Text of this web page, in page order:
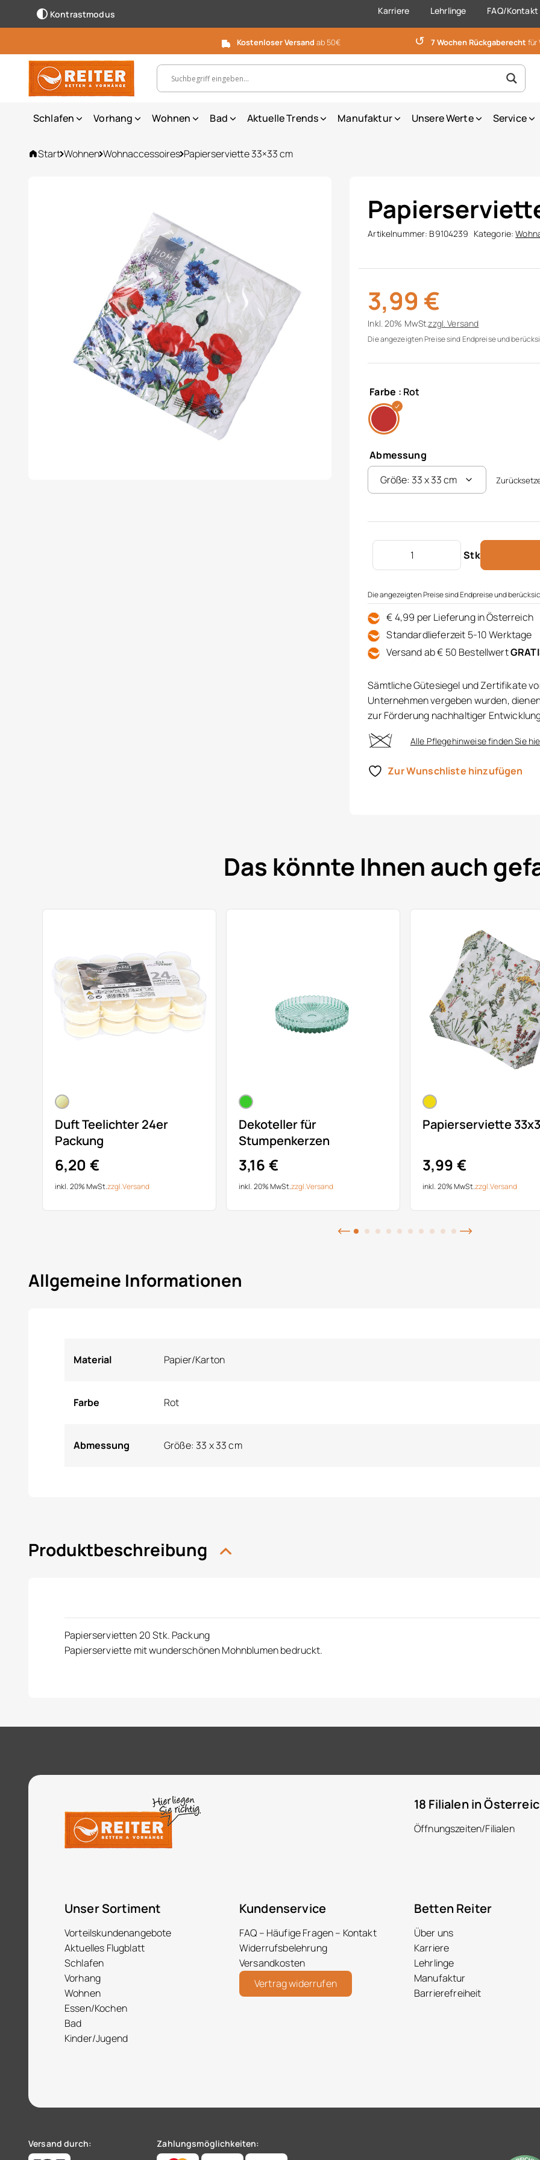
Kontrastmodus Karriere Lehrlinge FAQ/Kontakt
Kostenloser Versand ab 50€ ↺ 7 Wochen Rückgaberecht für
Suchbegriff, Artikelnummer ...
Schlafen Vorhang Wohnen Bad Aktuelle Trends Manufaktur Unsere Werte Service
Start Wohnen Wohnaccessoires Papierserviette 33×33 cm
Artikelnummer: B9104239 Kategorie:
3,99 €
Inkl. 20% MwSt.zzgl.Versand
Die angezeigten Preise sind Endpreise und
Farbe : Rot
Abmessung
Stk
Papierserviette 33x33 cm Menge
Die angezeigten Preise sind Endpreise und
€ 4,99 per Lieferung in Österreich
Standardlieferzeit 5-10 Werktage
Versand ab € 50 Bestellwert
Sämtliche Gütesiegel und Zertifikate
Unternehmen vergeben wurden,
zur Förderung nachhaltiger
Alle Pflegehinweise finden Sie
Zur Wunschliste hinzufügen
Das könnte Ihnen auch
Duft Teelichter 24er
Packung
6,20 €
inkl. 20% MwSt.zzgl.Versand
Dekoteller für
Stumpenkerzen
3,16 €
inkl. 20% MwSt.zzgl.Versand
Papierserviette
3,99 €
inkl. 20% MwSt.zzgl.Versand
Allgemeine Informationen
Material Papier/Karton
Farbe Rot
Abmessung Größe: 33 x 33 cm
Produktbeschreibung
Papierservietten 20 Stk. Packung
Papierserviette mit wunderschönen Mohnblumen bedruckt.
18 Filialen in
Öffnungszeiten/Filialen
Unser Sortiment
Vorteilskundenangebote
Aktuelles Flugblatt
Schlafen
Vorhang
Wohnen
Essen/Kochen
Bad
Kinder/Jugend
Kundenservice
FAQ – Häufige Fragen – Kontakt
Widerrufsbelehrung
Versandkosten
Vertrag widerrufen
Betten Reiter
Über uns
Karriere
Lehrlinge
Manufaktur
Barrierefreiheit
Versand durch: Zahlungsmöglichkeiten: